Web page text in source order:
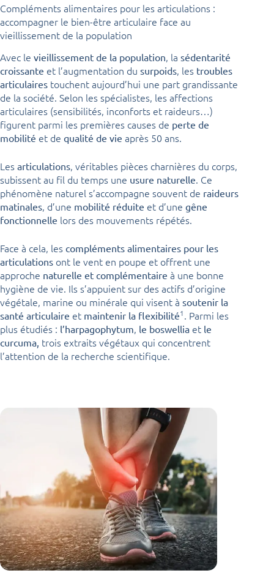
Compléments alimentaires pour les articulations :
accompagner le bien-être articulaire face au
vieillissement de la population
Avec le vieillissement de la population, la sédentarité
croissante et l’augmentation du surpoids, les troubles
articulaires touchent aujourd’hui une part grandissante
de la société. Selon les spécialistes, les affections
articulaires (sensibilités, inconforts et raideurs…)
figurent parmi les premières causes de perte de
mobilité et de qualité de vie après 50 ans.
Les articulations, véritables pièces charnières du corps,
subissent au fil du temps une usure naturelle. Ce
phénomène naturel s’accompagne souvent de raideurs
matinales, d’une mobilité réduite et d’une gêne
fonctionnelle lors des mouvements répétés.
Face à cela, les compléments alimentaires pour les
articulations ont le vent en poupe et offrent une
approche naturelle et complémentaire à une bonne
hygiène de vie. Ils s’appuient sur des actifs d’origine
végétale, marine ou minérale qui visent à soutenir la
santé articulaire et maintenir la flexibilité1. Parmi les
plus étudiés : l’harpagophytum, le boswellia et le
curcuma, trois extraits végétaux qui concentrent
l’attention de la recherche scientifique.